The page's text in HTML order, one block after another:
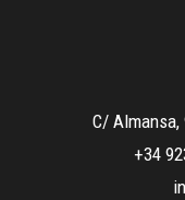
C/ Almansa,
+34